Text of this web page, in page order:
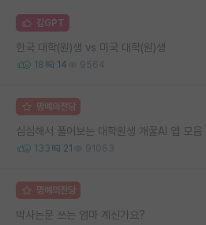
김GPT
한국 대학(원)생 vs 미국 대학(원)생
18 14 9564
명예의전당
심심해서 풀어보는 대학원생 개꿀AI 앱 모음
133 21 91063
명예의전당
박사논문 쓰는 엄마 계신가요?